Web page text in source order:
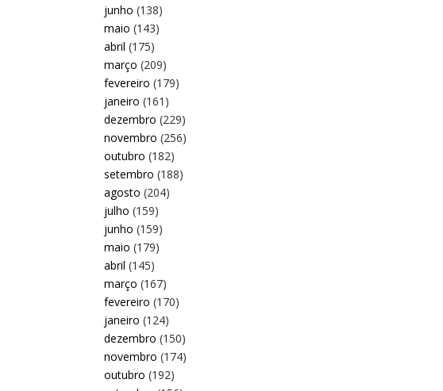
junho (138)
maio (143)
abril (175)
março (209)
fevereiro (179)
janeiro (161)
dezembro (229)
novembro (256)
outubro (182)
setembro (188)
agosto (204)
julho (159)
junho (159)
maio (179)
abril (145)
março (167)
fevereiro (170)
janeiro (124)
dezembro (150)
novembro (174)
outubro (192)